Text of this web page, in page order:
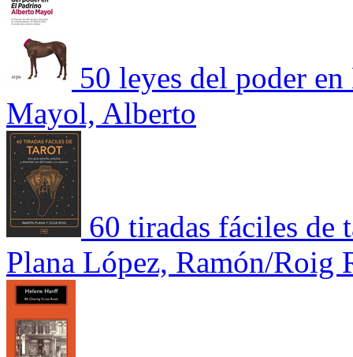
50 leyes del poder
Mayol, Alberto
60 tiradas fáciles de
Plana López, Ramón/Roig